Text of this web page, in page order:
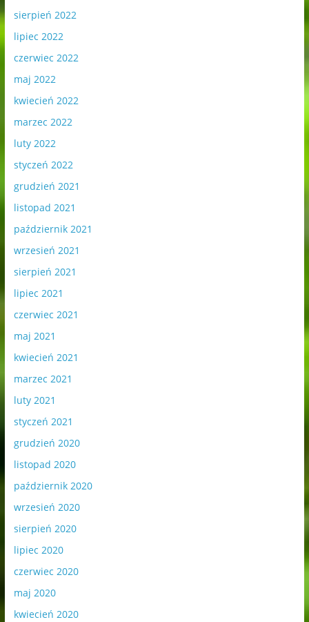
sierpień 2022
lipiec 2022
czerwiec 2022
maj 2022
kwiecień 2022
marzec 2022
luty 2022
styczeń 2022
grudzień 2021
listopad 2021
październik 2021
wrzesień 2021
sierpień 2021
lipiec 2021
czerwiec 2021
maj 2021
kwiecień 2021
marzec 2021
luty 2021
styczeń 2021
grudzień 2020
listopad 2020
październik 2020
wrzesień 2020
sierpień 2020
lipiec 2020
czerwiec 2020
maj 2020
kwiecień 2020